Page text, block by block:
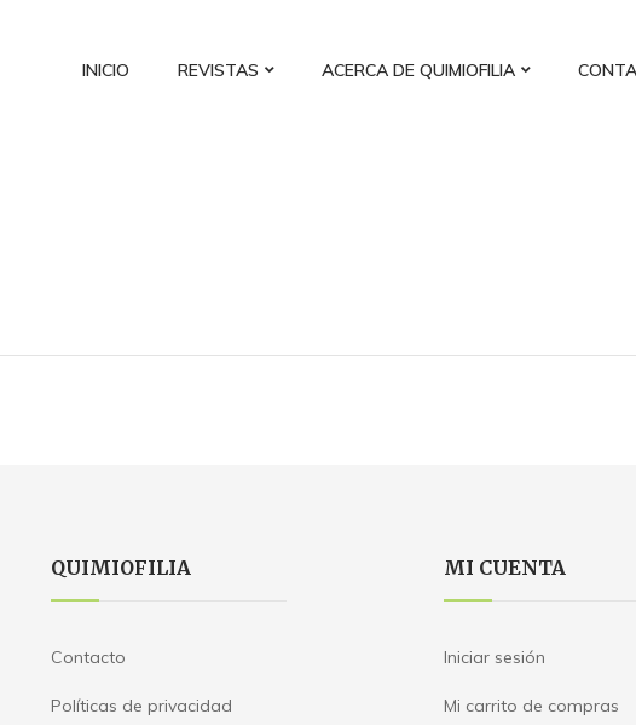
INICIO REVISTAS ACERCA DE QUIMIOFILIA
QUIMIOFILIA
Contacto
Políticas de privacidad
MI CUENTA
Iniciar sesión
Mi carrito de compras